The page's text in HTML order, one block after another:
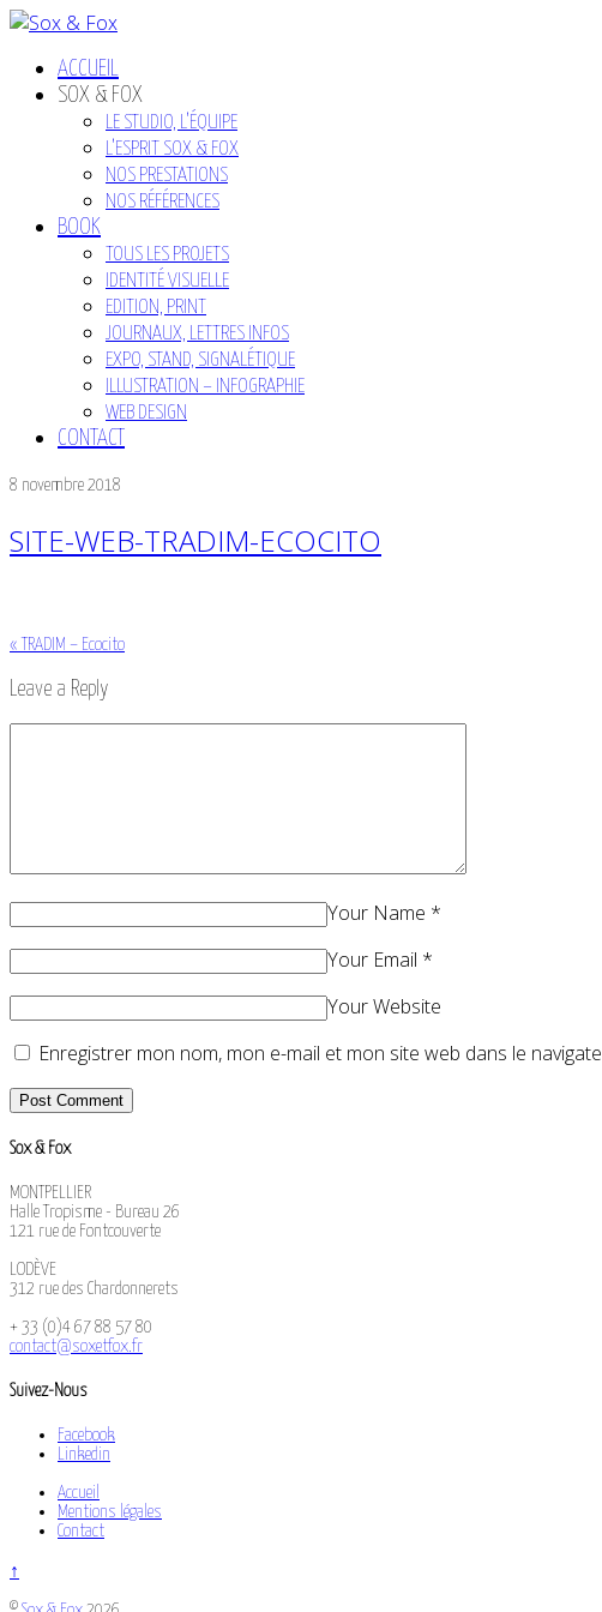
ACCUEIL
SOX & FOX
LE STUDIO, L’ÉQUIPE
L’ESPRIT SOX & FOX
NOS PRESTATIONS
NOS RÉFÉRENCES
BOOK
TOUS LES PROJETS
IDENTITÉ VISUELLE
EDITION, PRINT
JOURNAUX, LETTRES INFOS
EXPO, STAND, SIGNALÉTIQUE
ILLUSTRATION – INFOGRAPHIE
WEB DESIGN
CONTACT
8 novembre 2018
SITE-WEB-TRADIM-ECOCITO
« TRADIM – Ecocito
Leave a Reply
Your Name *
Your Email *
Your Website
Enregistrer mon nom, mon e-mail et mon site web dans le
Sox & Fox
MONTPELLIER
Halle Tropisme - Bureau 26
121 rue de Fontcouverte
LODÈVE
312 rue des Chardonnerets
+ 33 (0)4 67 88 57 80
contact@soxetfox.fr
Suivez-Nous
Facebook
Linkedin
Accueil
Mentions légales
Contact
↑